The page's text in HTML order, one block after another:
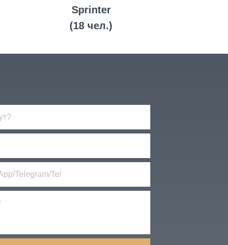
Sprinter
(18 чел.)